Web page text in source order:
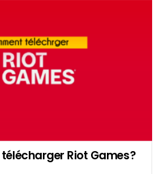
Riot Games?